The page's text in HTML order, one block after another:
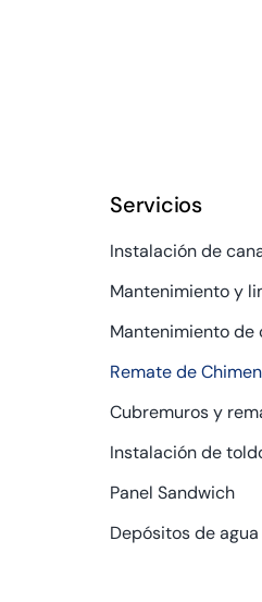
Servicios
Instalación de
Mantenimiento y
Mantenimiento de
Remate de
Cubremuros y
Instalación de
Panel Sandwich
Depósitos de agua